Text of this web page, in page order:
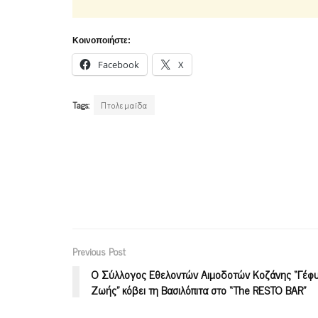
Κοινοποιήστε:
Facebook X
Tags: Πτολεμαϊδα
Previous Post
Ο Σύλλογος Εθελοντών Αιμοδοτών Κοζάνης
Ζωής” κόβει τη Βασιλόπιτα στο “Τhe RESTO BAR”